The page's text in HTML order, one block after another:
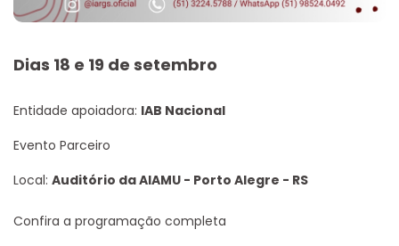
Dias 18 e 19 de setembro
Entidade apoiadora: IAB Nacional
Evento Parceiro
Local: Auditório da AIAMU - Porto Alegre - RS
Confira a programação completa